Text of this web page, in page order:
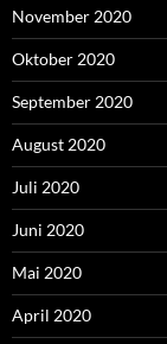
November 2020
Oktober 2020
September 2020
August 2020
Juli 2020
Juni 2020
Mai 2020
April 2020